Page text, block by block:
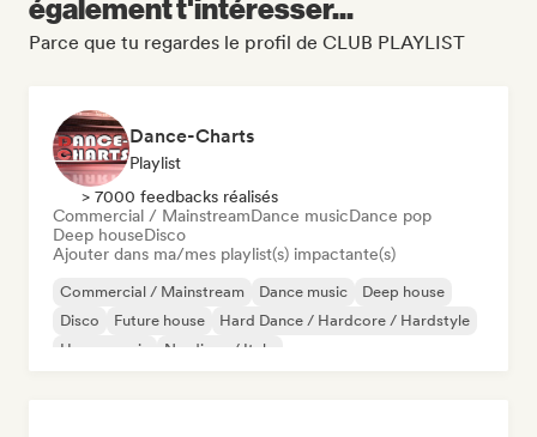
également t'intéresser...
Parce que tu regardes le profil de CLUB PLAYLIST
Dance-Charts
Playlist
> 7000 feedbacks réalisés
Commercial / MainstreamDance musicDance pop
Deep houseDisco
Ajouter dans ma/mes playlist(s) impactante(s)
Commercial / Mainstream Dance music
Deep house
Disco
Future house
Hard Dance / Hardcore / Hardstyle
House music
Nu-disco / Italo